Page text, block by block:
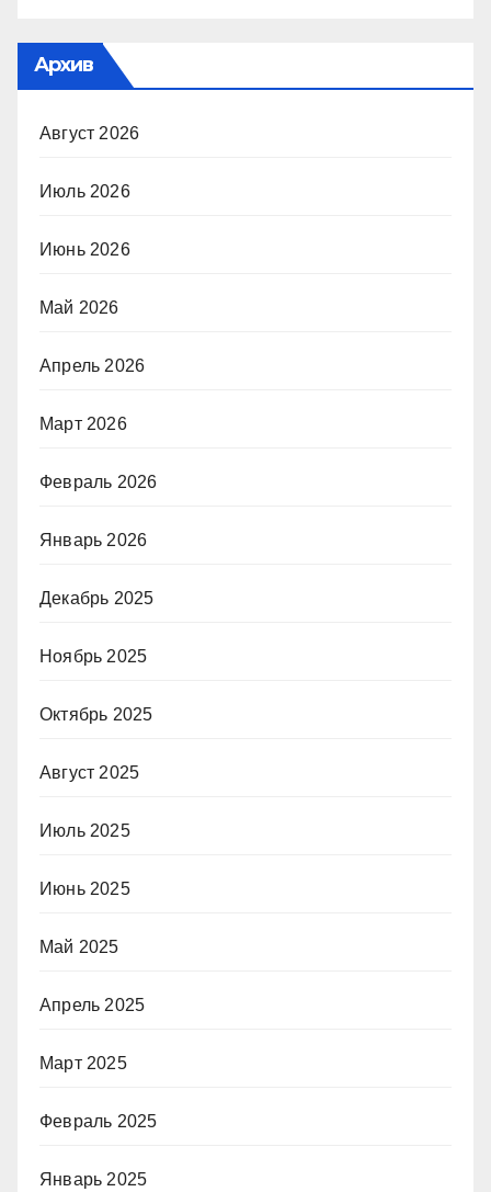
Архив
Август 2026
Июль 2026
Июнь 2026
Май 2026
Апрель 2026
Март 2026
Февраль 2026
Январь 2026
Декабрь 2025
Ноябрь 2025
Октябрь 2025
Август 2025
Июль 2025
Июнь 2025
Май 2025
Апрель 2025
Март 2025
Февраль 2025
Январь 2025